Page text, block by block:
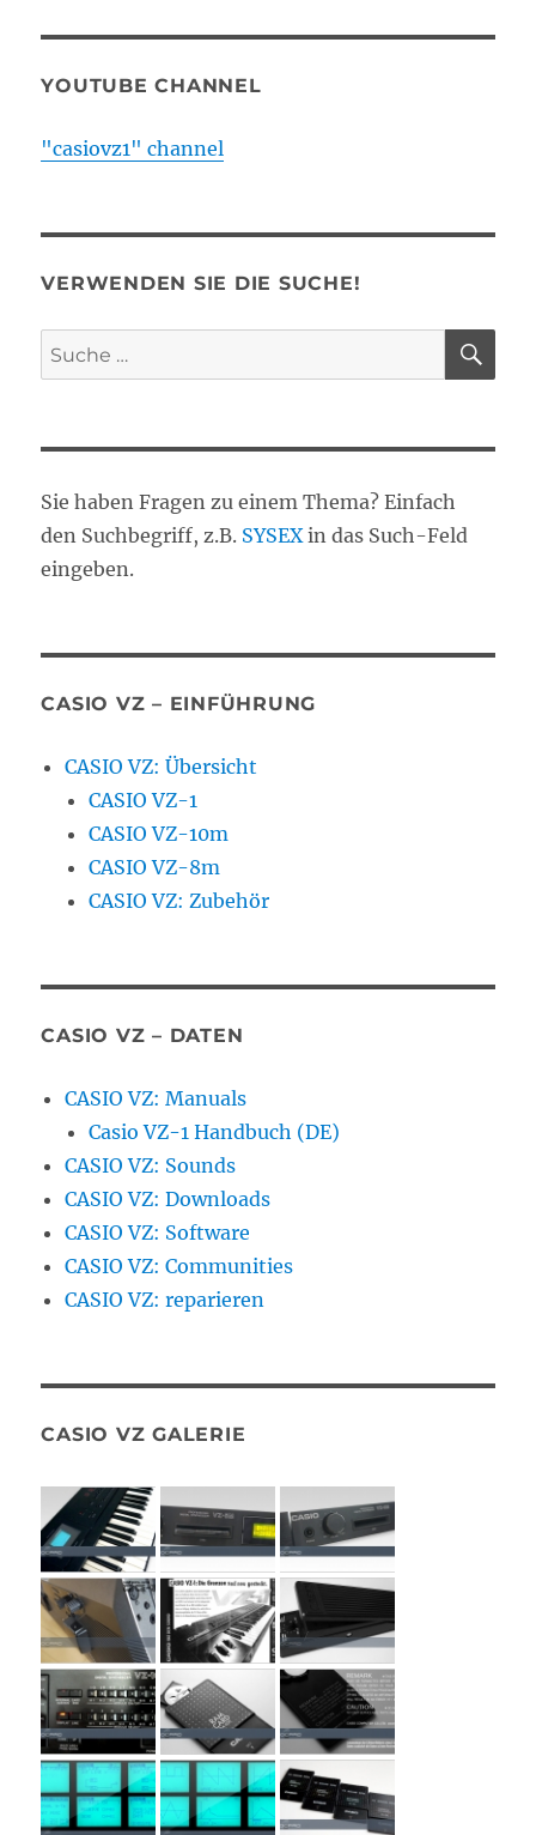
YOUTUBE CHANNEL
"casiovz1" channel
VERWENDEN SIE DIE SUCHE!
Suche
nach:
Sie haben Fragen zu einem Thema? Einfach
den Suchbegriff, z.B. SYSEXin das Such-Feld
eingeben.
CASIO VZ – EINFÜHRUNG
CASIO VZ: Übersicht
CASIO VZ-1
CASIO VZ-10m
CASIO VZ-8m
CASIO VZ: Zubehör
CASIO VZ – DATEN
CASIO VZ: Manuals
Casio VZ-1 Handbuch (DE)
CASIO VZ: Sounds
CASIO VZ: Downloads
CASIO VZ: Software
CASIO VZ: Communities
CASIO VZ: reparieren
CASIO VZ GALERIE